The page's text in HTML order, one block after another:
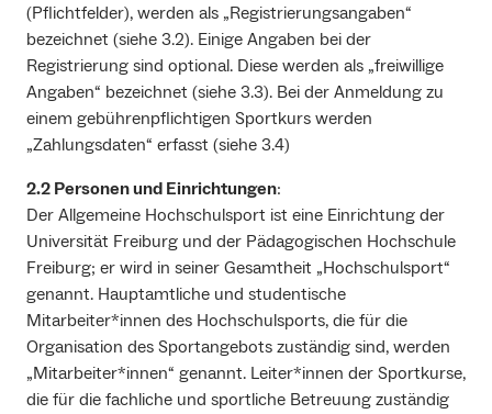
(Pflichtfelder), werden als „Registrierungsangaben“
bezeichnet (siehe 3.2). Einige Angaben bei der
Registrierung sind optional. Diese werden als „freiwillige
Angaben“ bezeichnet (siehe 3.3). Bei der Anmeldung zu
einem gebührenpflichtigen Sportkurs werden
„Zahlungsdaten“ erfasst (siehe 3.4)
2.2 Personen und Einrichtungen:
Der Allgemeine Hochschulsport ist eine Einrichtung der
Universität Freiburg und der Pädagogischen Hochschule
Freiburg; er wird in seiner Gesamtheit „Hochschulsport“
genannt. Hauptamtliche und studentische
Mitarbeiter*innen des Hochschulsports, die für die
Organisation des Sportangebots zuständig sind, werden
„Mitarbeiter*innen“ genannt. Leiter*innen der Sportkurse,
die für die fachliche und sportliche Betreuung zuständig